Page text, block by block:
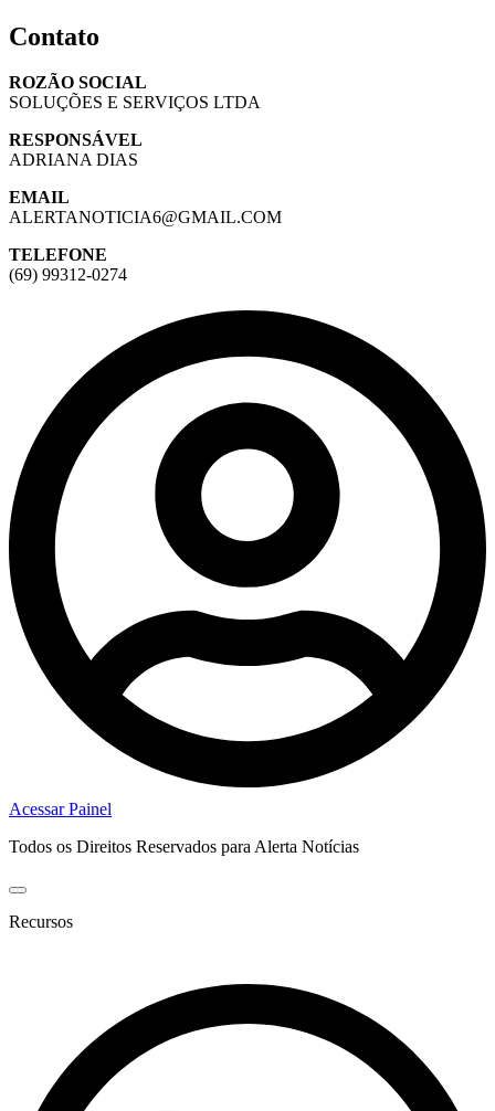
Contato
ROZÃO SOCIAL
SOLUÇÕES E SERVIÇOS LTDA
RESPONSÁVEL
ADRIANA DIAS
EMAIL
ALERTANOTICIA6@GMAIL.COM
TELEFONE
(69) 99312-0274
Acessar Painel
Todos os Direitos Reservados para Alerta Notícias
Recursos